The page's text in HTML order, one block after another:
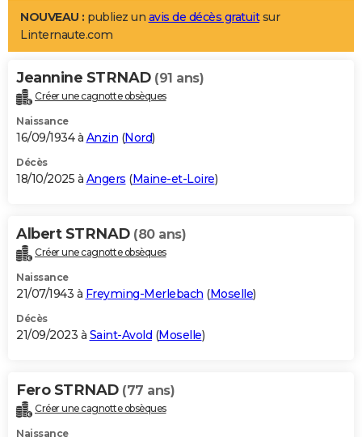
LIFESTYLE
Art de vivre
Bien-être
Loisirs
Mode
Modes de vie
Alimentation
Guide de la santé
Maladies
Médicaments
Sommeil
VOYAGE
Destinations
City break
Voyage nature
Voyage de noces
Forum
Climat
+PHOTO
GUIDES D'ACHAT
BONS PLANS
Carte de Noël
Carte Bonne année
Carte Saint-Valentin
Carte Pâques
Carte d'anniversaire
DICTIONNAIRE
Dictionnaire
Biographies
Citations
Expressions
Proverbes
PROGRAMME TV
S'inscrire
Se connecter
Lycées
Collèges
Primaires
Universités
Entreprises
Service militaire
Avis de recherche
AVIS DE DÉCÈS
Bricolage
Lifestyle
Culture
Sport
Auto
Television
Voyage
Cinema
NOUVEAU : publiez un avis de décès gratuitsur
Linternaute.com
Jeannine STRNAD (91 ans)
Créer une cagnotte obsèques
Naissance
16/09/1934 à Anzin (Nord)
Décès
18/10/2025 à Angers (Maine-et-Loire)
Albert STRNAD (80 ans)
Créer une cagnotte obsèques
Naissance
21/07/1943 à Freyming-Merlebach (Moselle)
Décès
21/09/2023 à Saint-Avold (Moselle)
Fero STRNAD (77 ans)
Créer une cagnotte obsèques
Naissance